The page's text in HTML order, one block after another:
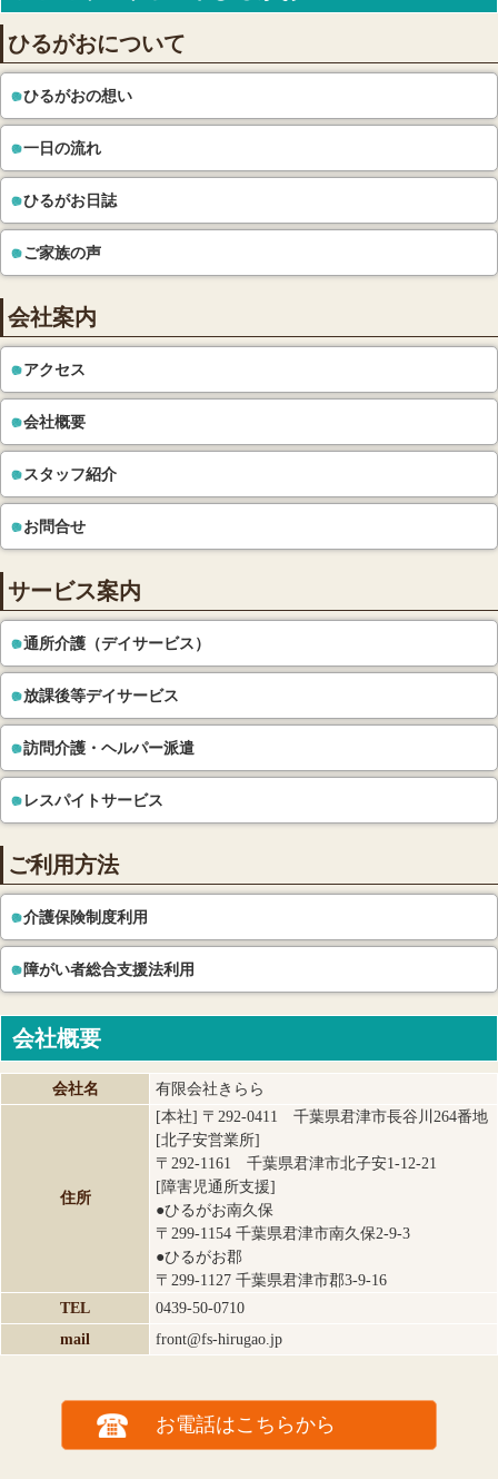
ひるがおについて
ひるがおの想い
一日の流れ
ひるがお日誌
ご家族の声
会社案内
アクセス
会社概要
スタッフ紹介
お問合せ
サービス案内
通所介護（デイサービス）
放課後等デイサービス
訪問介護・ヘルパー派遣
レスパイトサービス
ご利用方法
介護保険制度利用
障がい者総合支援法利用
会社概要
会社名 有限会社きらら
住所
[本社] 〒292-0411 千葉県君津市長谷川264番地
[北子安営業所]
〒292-1161 千葉県君津市北子安1-12-21
[障害児通所支援]
●ひるがお南久保
〒299-1154 千葉県君津市南久保2-9-3
●ひるがお郡
〒299-1127 千葉県君津市郡3-9-16
TEL
0439-50-0710
mail
front@fs-hirugao.jp
お電話はこちらから